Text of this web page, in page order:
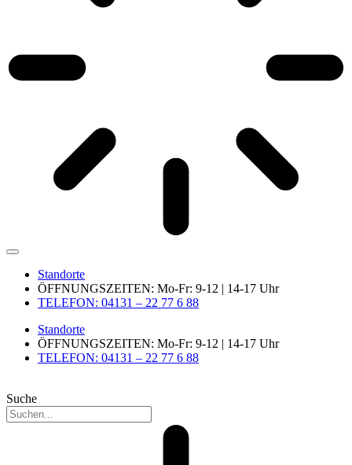
Standorte
ÖFFNUNGSZEITEN: Mo-Fr: 9-12 | 14-17 Uhr
TELEFON: 04131 – 22 77 6 88
Standorte
ÖFFNUNGSZEITEN: Mo-Fr: 9-12 | 14-17 Uhr
TELEFON: 04131 – 22 77 6 88
Suche